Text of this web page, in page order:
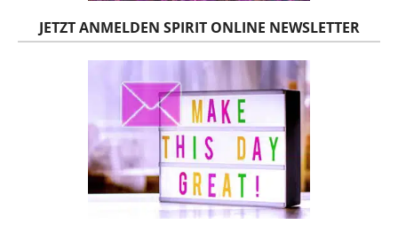
JETZT ANMELDEN SPIRIT ONLINE NEWSLETTER